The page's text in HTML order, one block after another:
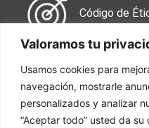
Valoramos tu
Usamos cookies para
navegación, mostrarle
personalizados y analizar
“Aceptar todo” usted da
Código de
Calle 99 No.
Oficina 502